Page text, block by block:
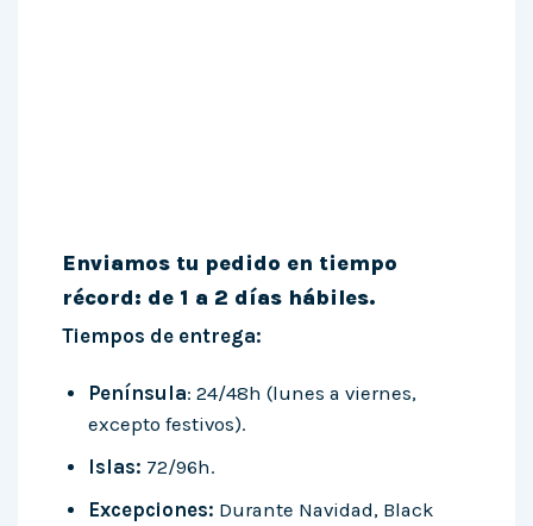
Enviamos tu pedido en tiempo
récord: de 1 a 2 días hábiles.
Tiempos de entrega:
Península: 24/48h (lunes a viernes,
excepto festivos).
Islas: 72/96h.
Excepciones: Durante Navidad, Black